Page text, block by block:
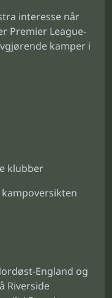
interesse når
Premier League-
kamper i
klubber
England og
Riverside